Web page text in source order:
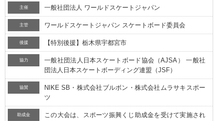
主催 一般社団法人 ワールドスケートジャパン
主管 ワールドスケートジャパン スケートボード委員会
後援 【特別後援】栃木県宇都宮市
協力
一般社団法人日本スケートボード協会（AJSA） 一般社
団法人日本スケートボーディング連盟（JSF）
協賛
NIKE SB・株式会社ブルボン・株式会社ムラサキスポー
ツ
助成金
この大会は、スポーツ振興くじ助成金を受けて実施され